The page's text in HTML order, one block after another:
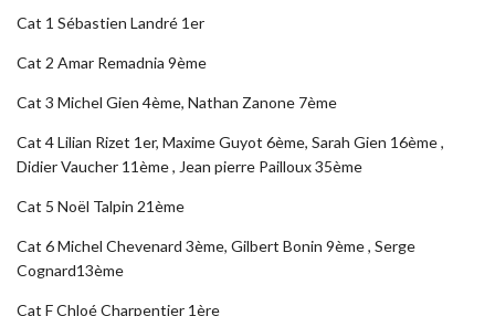
Cat 1 Sébastien Landré 1er
Cat 2 Amar Remadnia 9ème
Cat 3 Michel Gien 4ème, Nathan Zanone 7ème
Cat 4 Lilian Rizet 1er, Maxime Guyot 6ème, Sarah Gien 16ème ,
Didier Vaucher 11ème , Jean pierre Pailloux 35ème
Cat 5 Noël Talpin 21ème
Cat 6 Michel Chevenard 3ème, Gilbert Bonin 9ème , Serge
Cognard13ème
Cat F Chloé Charpentier 1ère